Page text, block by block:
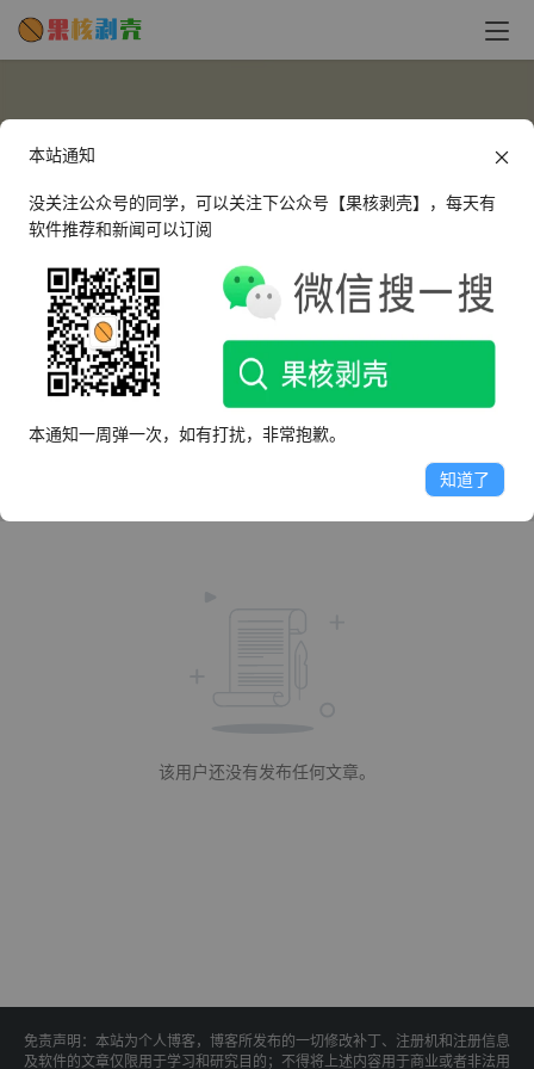
某研究院的院长
www.mouyjy.com
该用户还没有发布任何文章。
免责声明：本站为个人博客，博客所发布的一切修改补丁、注册机和注册信息
及软件的文章仅限用于学习和研究目的；不得将上述内容用于商业或者非法用
本站通知
没关注公众号的同学，可以关注下公众号【果核剥壳】，每天有
软件推荐和新闻可以订阅
本通知一周弹一次，如有打扰，非常抱歉。
知道了